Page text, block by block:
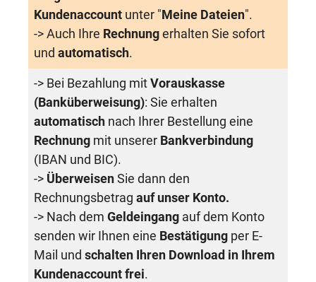
Kundenaccount unter " Meine Dateien".
-> Auch Ihre Rechnung erhalten Sie sofort
und automatisch.
-> Bei Bezahlung mit Vorauskasse
(Banküberweisung): Sie erhalten
automatisch nach Ihrer Bestellung eine
Rechnung mit unserer Bankverbindung
(IBAN und BIC).
-> Überweisen Sie dann den
Rechnungsbetrag auf unser Konto.
-> Nach dem Geldeingang auf dem Konto
senden wir Ihnen eine Bestätigung per E-
Mail und schalten Ihren Download in Ihrem
Kundenaccount frei.